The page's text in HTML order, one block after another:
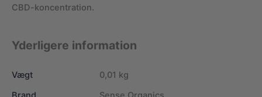
CBD-koncentration.
Yderligere information
Vægt
0,01 kg